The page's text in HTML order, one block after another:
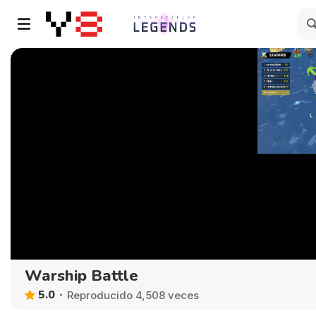
Warship Battle
5.0 Reproducido 4,508 veces